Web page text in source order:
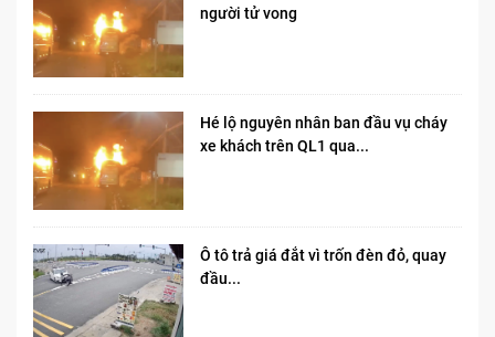
người tử vong​
Hé lộ nguyên nhân ban đầu vụ cháy
xe khách trên QL1 qua...
Ô tô trả giá đắt vì trốn đèn đỏ, quay
đầu...